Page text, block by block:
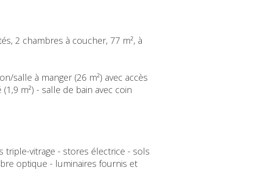
2 chambres à coucher, 77 m², à
salle à manger (26 m²) avec accès
m²) - salle de bain avec coin
triple-vitrage - stores électrice - sols
optique - luminaires fournis et